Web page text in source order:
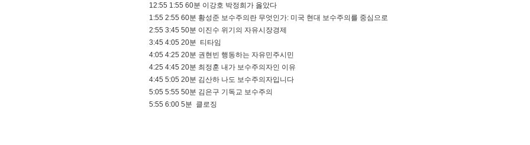
12:55​ 1:55​ 60분 이강호 박정희가 옳았다
1:55​ 2:55​ 60분 황성준 보수주의란 무엇인가: 미국 현대 보수주의를 중심으로
2:55​ 3:45​ 50분 이진수 위기의 자유시장경제
3:45​ 4:05​ 20분 티타임
4:05​ 4:25​ 20분 권현빈 행동하는 자유민주시민
4:25​ 4:45​ 20분 최정훈 내가 보수주의자인 이유
4:45​ 5:05​ 20분 김산하 나도 보수주의자입니다
5:05​ 5:55​ 50분 김은구 기독교 보수주의
5:55​ 6:00​ 5분 클로징